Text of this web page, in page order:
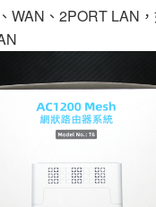
WAN、2PORT LAN，